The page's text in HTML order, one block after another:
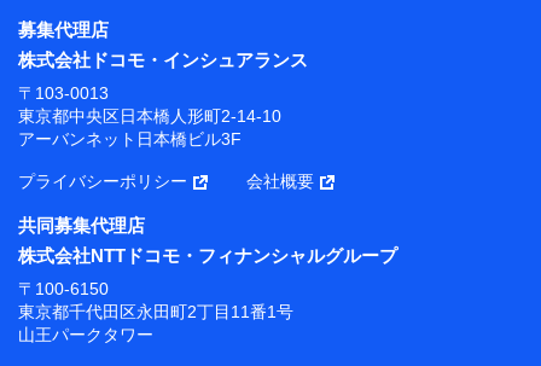
募集代理店
株式会社ドコモ・インシュアランス
〒103-0013
東京都中央区日本橋人形町2-14-10
アーバンネット日本橋ビル3F
プライバシーポリシー 会社概要
共同募集代理店
株式会社NTTドコモ・フィナンシャルグループ
〒100-6150
東京都千代田区永田町2丁目11番1号
山王パークタワー